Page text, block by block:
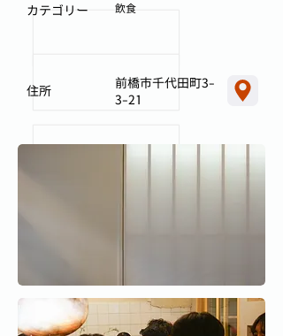
飲食
カテゴリー
前橋市千代田町3-
3-21
住所